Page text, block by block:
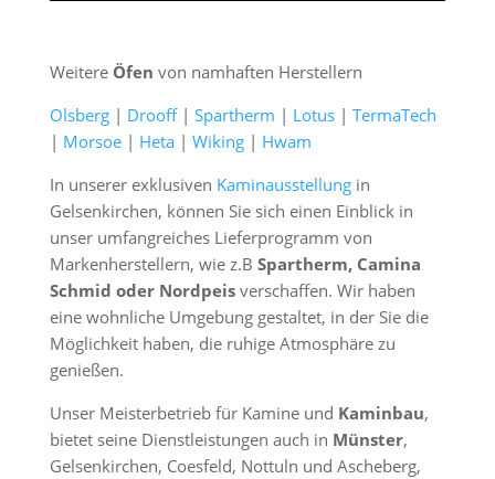
Weitere Öfen von namhaften Herstellern
Olsberg| Drooff| Spartherm | Lotus| TermaTech
| Morsoe| Heta| Wiking| Hwam
In unserer exklusiven Kaminausstellungin
Gelsenkirchen, können Sie sich einen Einblick in
unser umfangreiches Lieferprogramm von
Markenherstellern, wie z.B Spartherm, Camina
Schmid oder Nordpeisverschaffen. Wir haben
eine wohnliche Umgebung gestaltet, in der Sie die
Möglichkeit haben, die ruhige Atmosphäre zu
genießen.
Unser Meisterbetrieb für Kamine und Kaminbau,
bietet seine Dienstleistungen auch in Münster,
Gelsenkirchen, Coesfeld, Nottuln und Ascheberg,